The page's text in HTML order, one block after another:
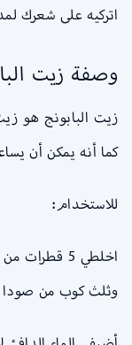
اتركيه على شعرك لمدة 3-4 ساعات، ثم اغسلي شعرك
وصفة زيت
زيت البابونج هو
كما أنه يمكن أن
للاستخدام:
اخلطي 5
وثلث كوب من صودا